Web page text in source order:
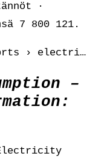
·
7 800 121.
› electri…
–